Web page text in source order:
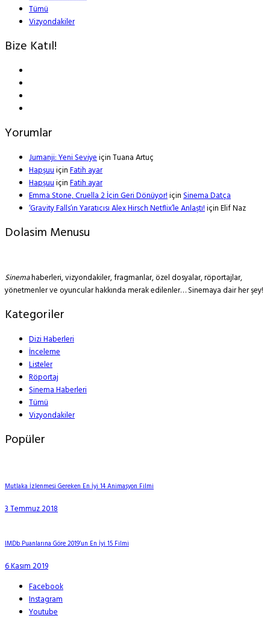
Tümü
Vizyondakiler
Bize Katıl!
Yorumlar
Jumanji: Yeni SeviyeiçinTuana Artuç
HapşuuiçinFatih ayar
HapşuuiçinFatih ayar
Emma Stone, Cruella 2 İçin Geri Dönüyor!içinSinema Datça
‘Gravity Falls’ın Yaratıcısı Alex Hirsch Netflix’le Anlaştı!içinElif Naz
Dolasim Menusu
Sinemahaberleri, vizyondakiler, fragmanlar, özel dosyalar, röportajlar,
yönetmenler ve oyuncular hakkında merak edilenler… Sinemaya dair her şey!
Kategoriler
Dizi Haberleri
İnceleme
Listeler
Röportaj
Sinema Haberleri
Tümü
Vizyondakiler
Popüler
Mutlaka İzlenmesi Gereken En İyi 14 Animasyon Filmi
3 Temmuz 2018
IMDb Puanlarına Göre 2019’un En İyi 15 Filmi
6 Kasım 2019
Facebook
Instagram
Youtube